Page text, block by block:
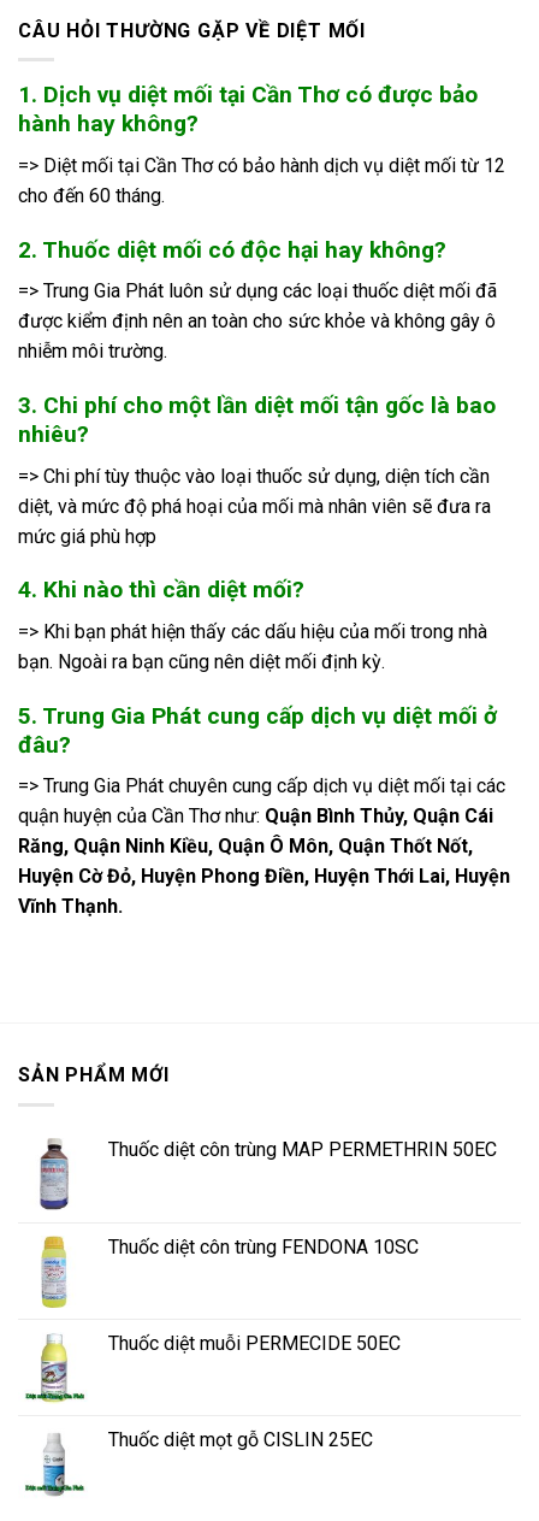
CÂU HỎI THƯỜNG GẶP VỀ DIỆT MỐI
1. Dịch vụ diệt mối tại Cần Thơ có được bảo
hành hay không?
=> Diệt mối tại Cần Thơ có bảo hành dịch vụ diệt mối từ 12
cho đến 60 tháng.
2. Thuốc diệt mối có độc hại hay không?
=> Trung Gia Phát luôn sử dụng các loại thuốc diệt mối đã
được kiểm định nên an toàn cho sức khỏe và không gây ô
nhiễm môi trường.
3. Chi phí cho một lần diệt mối tận gốc là bao
nhiêu?
=> Chi phí tùy thuộc vào loại thuốc sử dụng, diện tích cần
diệt, và mức độ phá hoại của mối mà nhân viên sẽ đưa ra
mức giá phù hợp
4. Khi nào thì cần diệt mối?
=> Khi bạn phát hiện thấy các dấu hiệu của mối trong nhà
bạn. Ngoài ra bạn cũng nên diệt mối định kỳ.
5. Trung Gia Phát cung cấp dịch vụ diệt mối ở
đâu?
=> Trung Gia Phát chuyên cung cấp dịch vụ diệt mối tại các
quận huyện của Cần Thơ như: Quận Bình Thủy, Quận Cái
Răng, Quận Ninh Kiều, Quận Ô Môn, Quận Thốt Nốt,
Huyện Cờ Đỏ, Huyện Phong Điền, Huyện Thới Lai, Huyện
Vĩnh Thạnh.
SẢN PHẨM MỚI
Thuốc diệt côn trùng MAP PERMETHRIN 50EC
Thuốc diệt côn trùng FENDONA 10SC
Thuốc diệt muỗi PERMECIDE 50EC
Thuốc diệt mọt gỗ CISLIN 25EC